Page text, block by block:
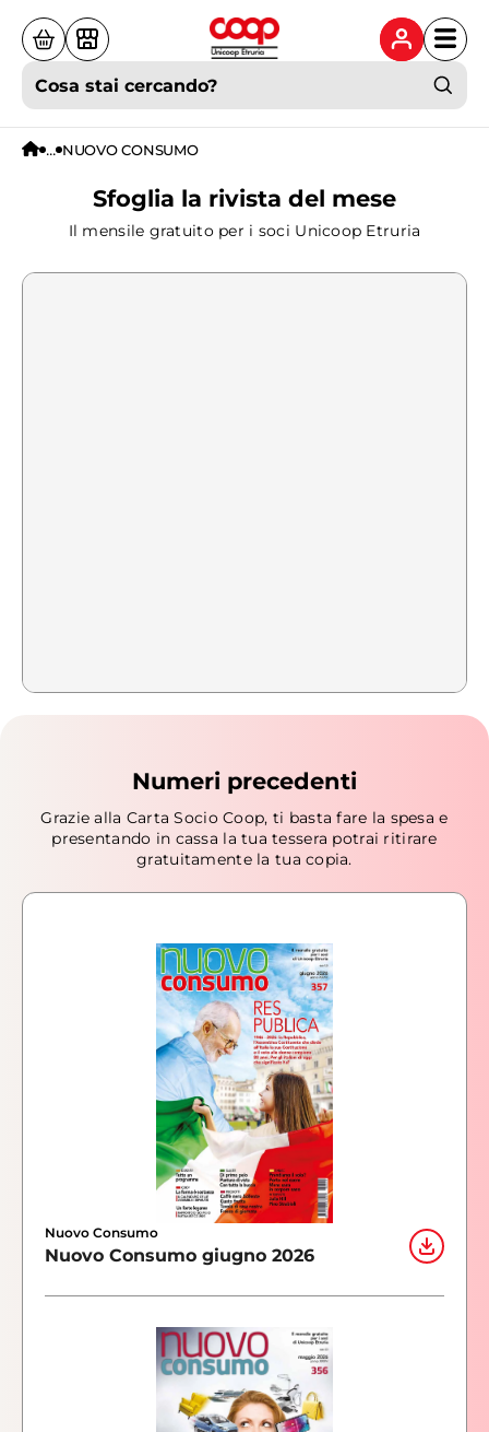
Cosa stai cercando?
... NUOVO CONSUMO
Sfoglia la rivista del mese
Il mensile gratuito per i soci Unicoop Etruria
Numeri precedenti
Grazie alla Carta Socio Coop, ti basta fare la spesa e
presentando in cassa la tua tessera potrai ritirare
gratuitamente la tua copia.
Nuovo Consumo
Nuovo Consumo giugno 2026